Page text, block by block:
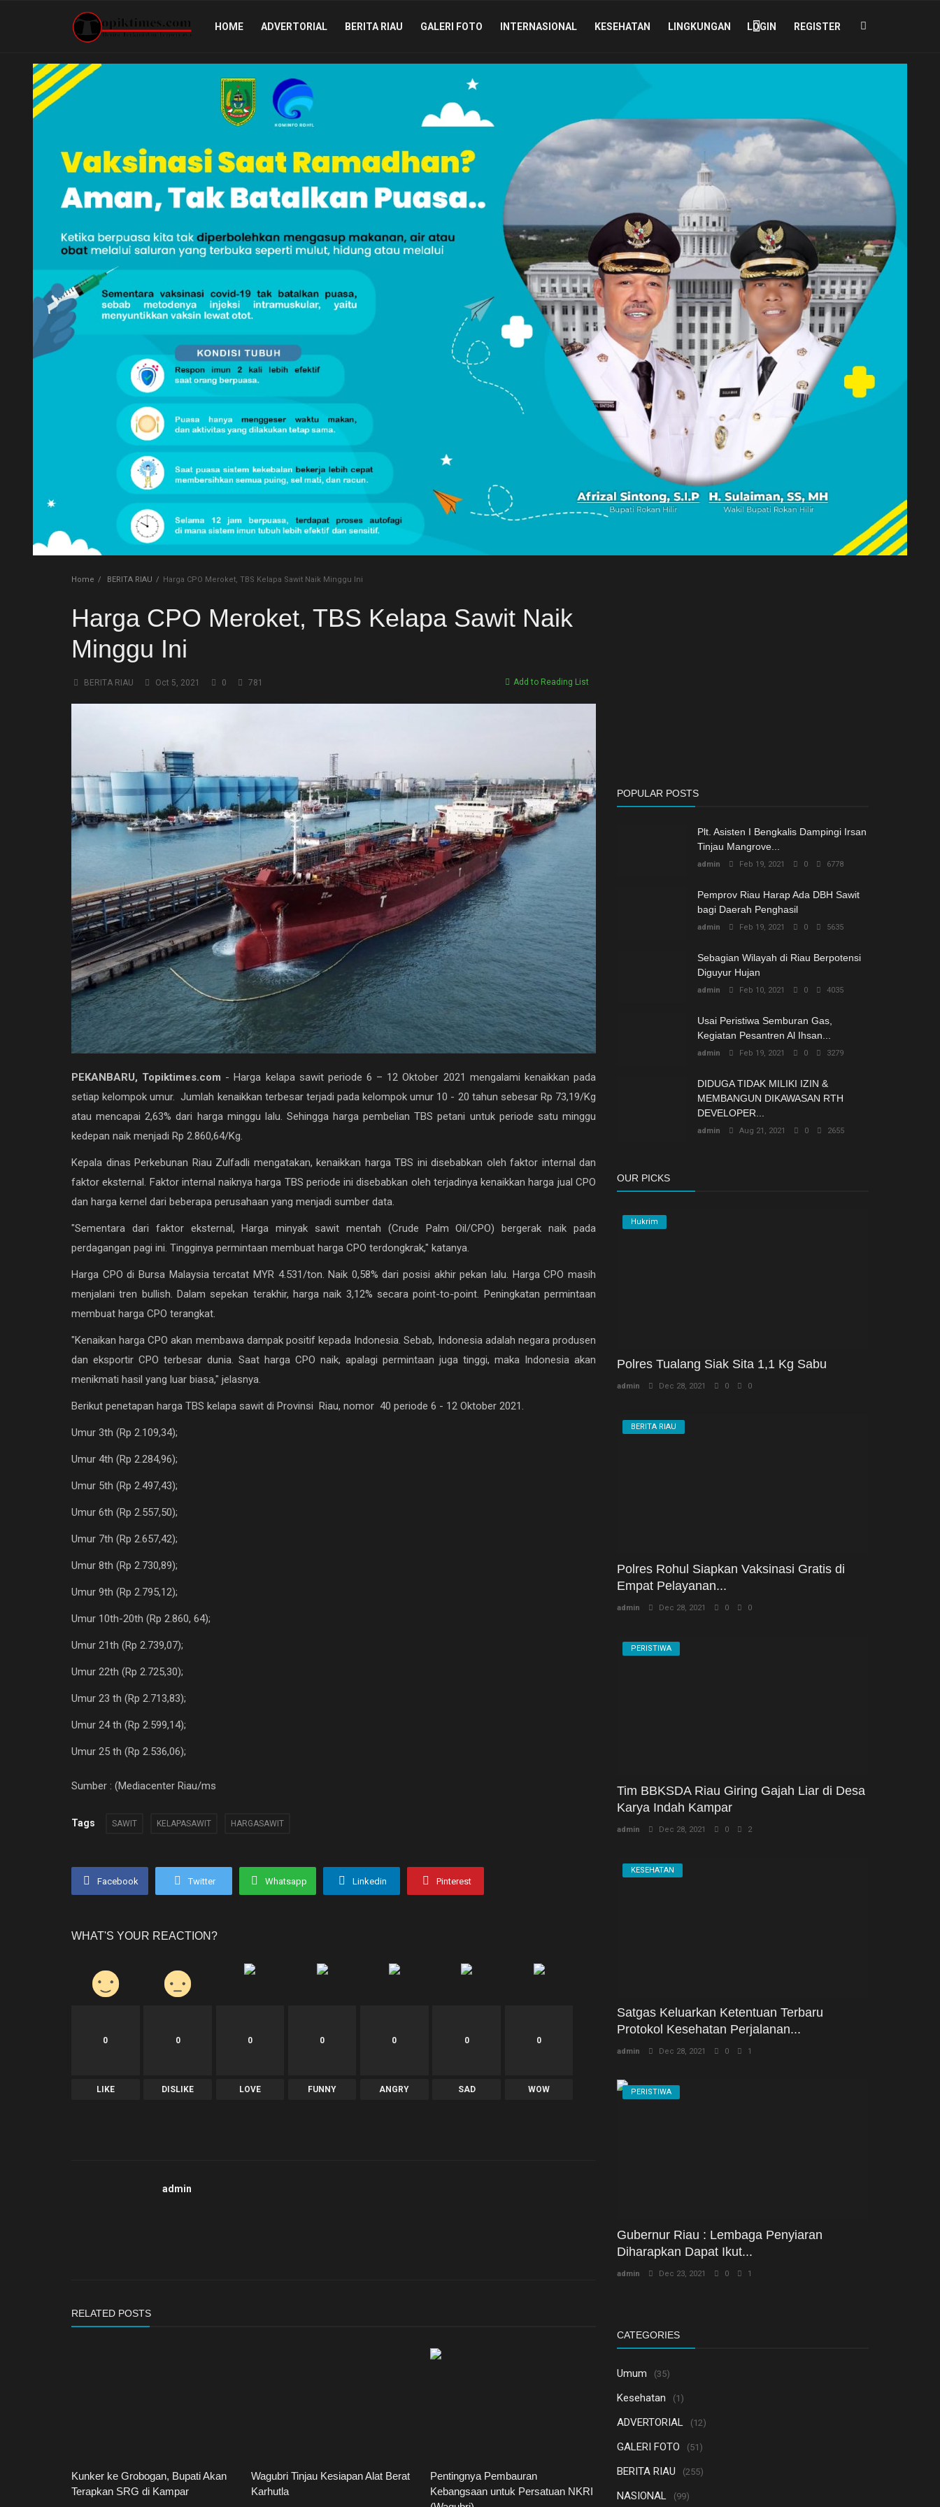
HOME ADVERTORIAL BERITA RIAU GALERI FOTO INTERNASIONAL KESEHATAN LINGKUNGAN LOGIN REGISTER
Home
BERITA RIAU
GALERI FOTO
KESEHATAN
LINGKUNGAN
NASIONAL
Umum
Home BERITA RIAU Harga CPO Meroket, TBS Kelapa Sawit Naik Minggu Ini
Harga CPO Meroket, TBS Kelapa Sawit Naik
Minggu Ini
BERITA RIAU Oct 5, 2021 0 781 Add to Reading List
PEKANBARU, Topiktimes.com - Harga kelapa sawit periode 6 – 12 Oktober 2021 mengalami kenaikkan pada
setiap kelompok umur. Jumlah kenaikkan terbesar terjadi pada kelompok umur 10 - 20 tahun sebesar Rp 73,19/Kg
atau mencapai 2,63% dari harga minggu lalu. Sehingga harga pembelian TBS petani untuk periode satu minggu
kedepan naik menjadi Rp 2.860,64/Kg.
Kepala dinas Perkebunan Riau Zulfadli mengatakan, kenaikkan harga TBS ini disebabkan oleh faktor internal dan
faktor eksternal. Faktor internal naiknya harga TBS periode ini disebabkan oleh terjadinya kenaikkan harga jual CPO
dan harga kernel dari beberapa perusahaan yang menjadi sumber data.
"Sementara dari faktor eksternal, Harga minyak sawit mentah (Crude Palm Oil/CPO) bergerak naik pada
perdagangan pagi ini. Tingginya permintaan membuat harga CPO terdongkrak," katanya.
Harga CPO di Bursa Malaysia tercatat MYR 4.531/ton. Naik 0,58% dari posisi akhir pekan lalu. Harga CPO masih
menjalani tren bullish. Dalam sepekan terakhir, harga naik 3,12% secara point-to-point. Peningkatan permintaan
membuat harga CPO terangkat.
"Kenaikan harga CPO akan membawa dampak positif kepada Indonesia. Sebab, Indonesia adalah negara produsen
dan eksportir CPO terbesar dunia. Saat harga CPO naik, apalagi permintaan juga tinggi, maka Indonesia akan
menikmati hasil yang luar biasa," jelasnya.
Berikut penetapan harga TBS kelapa sawit di Provinsi Riau, nomor 40 periode 6 - 12 Oktober 2021.
Umur 3th (Rp 2.109,34);
Umur 4th (Rp 2.284,96);
Umur 5th (Rp 2.497,43);
Umur 6th (Rp 2.557,50);
Umur 7th (Rp 2.657,42);
Umur 8th (Rp 2.730,89);
Umur 9th (Rp 2.795,12);
Umur 10th-20th (Rp 2.860, 64);
Umur 21th (Rp 2.739,07);
Umur 22th (Rp 2.725,30);
Umur 23 th (Rp 2.713,83);
Umur 24 th (Rp 2.599,14);
Umur 25 th (Rp 2.536,06);
Sumber : (Mediacenter Riau/ms
Tags SAWIT KELAPASAWIT HARGASAWIT
Facebook Twitter Whatsapp Linkedin Pinterest
WHAT'S YOUR REACTION?
0
LIKE
0
DISLIKE
0
LOVE
0
FUNNY
0
ANGRY
0
SAD
0
WOW
admin
RELATED POSTS
Kunker ke Grobogan, Bupati Akan
Terapkan SRG di Kampar
Wagubri Tinjau Kesiapan Alat Berat
Karhutla
Pentingnya Pembauran
Kebangsaan untuk Persatuan NKRI
POPULAR POSTS
Plt. Asisten I Bengkalis Dampingi Irsan
Tinjau Mangrove...
admin Feb 19, 2021 0 6778
Pemprov Riau Harap Ada DBH Sawit
bagi Daerah Penghasil
admin Feb 19, 2021 0 5635
Sebagian Wilayah di Riau Berpotensi
Diguyur Hujan
admin Feb 10, 2021 0 4035
Usai Peristiwa Semburan Gas,
Kegiatan Pesantren Al Ihsan...
admin Feb 19, 2021 0 3279
DIDUGA TIDAK MILIKI IZIN &
MEMBANGUN DIKAWASAN RTH
DEVELOPER...
admin Aug 21, 2021 0 2655
OUR PICKS
Hukrim
Polres Tualang Siak Sita 1,1 Kg Sabu
admin Dec 28, 2021 0 0
BERITA RIAU
Polres Rohul Siapkan Vaksinasi Gratis di
Empat Pelayanan...
admin Dec 28, 2021 0 0
PERISTIWA
Tim BBKSDA Riau Giring Gajah Liar di Desa
Karya Indah Kampar
admin Dec 28, 2021 0 2
KESEHATAN
Satgas Keluarkan Ketentuan Terbaru
Protokol Kesehatan Perjalanan...
admin Dec 28, 2021 0 1
PERISTIWA
Gubernur Riau : Lembaga Penyiaran
Diharapkan Dapat Ikut...
admin Dec 23, 2021 0 1
CATEGORIES
Umum (35)
Kesehatan (1)
ADVERTORIAL (12)
GALERI FOTO (51)
BERITA RIAU (255)
NASIONAL (99)